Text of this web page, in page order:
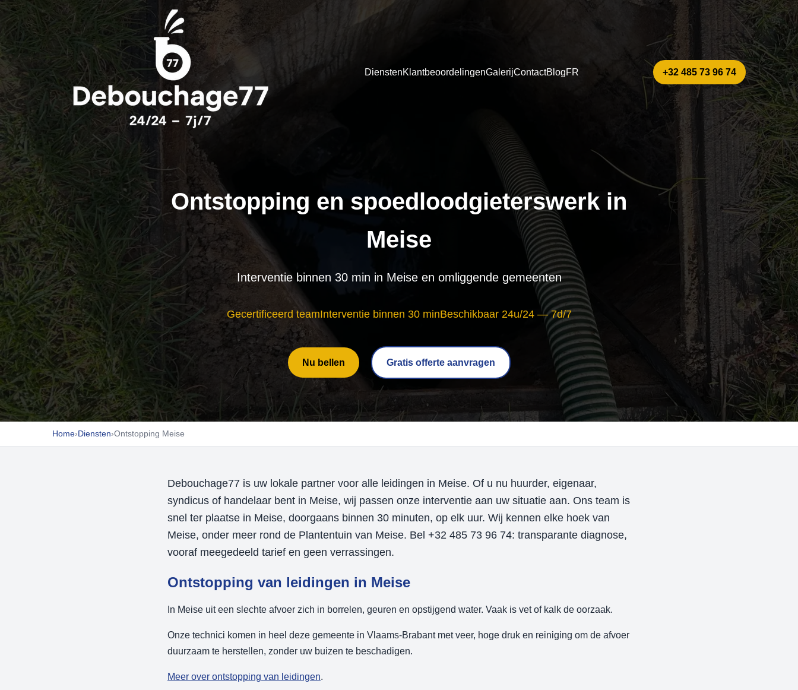
DienstenKlantbeoordelingenGalerijContactBlogFR +32 485 73 96 74
Ontstopping en spoedloodgieterswerk in
Meise
Interventie binnen 30 min in Meise en omliggende gemeenten
Gecertificeerd teamInterventie binnen 30 minBeschikbaar 24u/24 — 7d/7
Nu bellen Gratis offerte aanvragen
Home›Diensten›Ontstopping Meise
Debouchage77 is uw lokale partner voor alle leidingen in Meise. Of u nu huurder, eigenaar,
syndicus of handelaar bent in Meise, wij passen onze interventie aan uw situatie aan. Ons team is
snel ter plaatse in Meise, doorgaans binnen 30 minuten, op elk uur. Wij kennen elke hoek van
Meise, onder meer rond de Plantentuin van Meise. Bel +32 485 73 96 74: transparante diagnose,
vooraf meegedeeld tarief en geen verrassingen.
Ontstopping van leidingen in Meise
In Meise uit een slechte afvoer zich in borrelen, geuren en opstijgend water. Vaak is vet of kalk de oorzaak.
Onze technici komen in heel deze gemeente in Vlaams-Brabant met veer, hoge druk en reiniging om de afvoer
duurzaam te herstellen, zonder uw buizen te beschadigen.
Meer over ontstopping van leidingen.